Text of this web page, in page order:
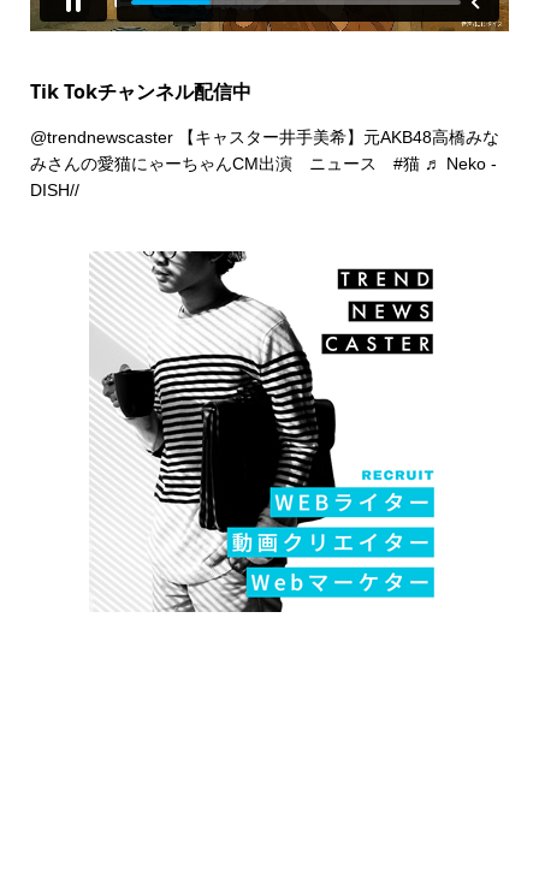
Tik Tokチャンネル配信中
@trendnewscaster【キャスター井手美希】元AKB48高橋みな
みさんの愛猫にゃーちゃんCM出演 ニュース #猫 ♬ Neko -
DISH//